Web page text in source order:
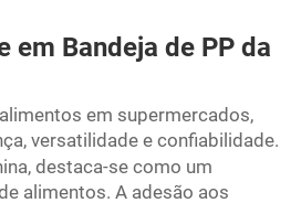
em Bandeja de PP da
em supermercados,
versatilidade e confiabilidade.
destaca-se como um
alimentos. A adesão aos